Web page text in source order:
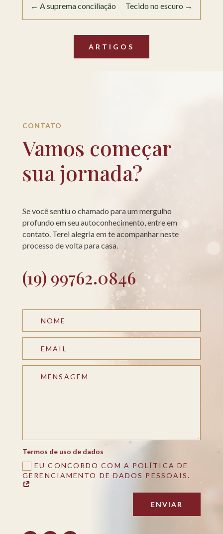
← A suprema conciliação Tecido no escuro →
ARTIGOS
CONTATO
Vamos começar
sua jornada?
Se você sentiu o chamado para um mergulho
profundo em seu autoconhecimento, entre em
contato. Terei alegria em te acompanhar neste
processo de volta para casa.
(19) 99762.0846
Termos de uso de dados
EU CONCORDO COM A POLÍTICA DE
GERENCIAMENTO DE DADOS PESSOAIS.
ENVIAR